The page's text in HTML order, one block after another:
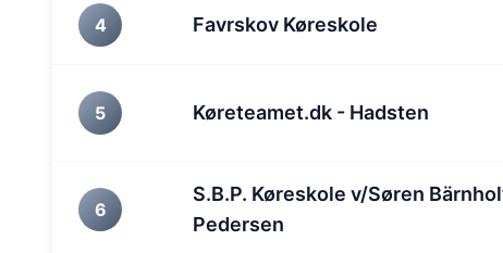
4 Favrskov Køreskole
5 Køreteamet.dk - Hadsten
6
S.B.P. Køreskole v/Søren
Pedersen